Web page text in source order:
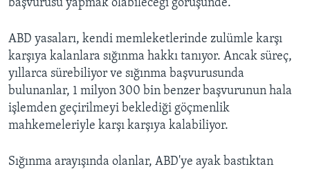
başvurusu yapmak olabileceği görüşünde.
ABD yasaları, kendi memleketlerinde zulümle karşı
karşıya kalanlara sığınma hakkı tanıyor. Ancak süreç,
yıllarca sürebiliyor ve sığınma başvurusunda
bulunanlar, 1 milyon 300 bin benzer başvurunun hala
işlemden geçirilmeyi beklediği göçmenlik
mahkemeleriyle karşı karşıya kalabiliyor.
Sığınma arayışında olanlar, ABD'ye ayak bastıktan